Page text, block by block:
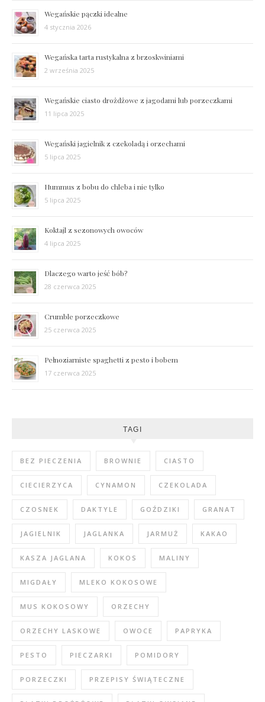
Wegańskie pączki idealne
4 stycznia 2026
Wegańska tarta rustykalna z brzoskwiniami
2 września 2025
Wegańskie ciasto drożdżowe z jagodami lub porzeczkami
11 lipca 2025
Wegański jagielnik z czekoladą i orzechami
5 lipca 2025
Hummus z bobu do chleba i nie tylko
5 lipca 2025
Koktajl z sezonowych owoców
4 lipca 2025
Dlaczego warto jeść bób?
28 czerwca 2025
Crumble porzeczkowe
25 czerwca 2025
Pełnoziarniste spaghetti z pesto i bobem
17 czerwca 2025
TAGI
BEZ PIECZENIA BROWNIE CIASTO
CIECIERZYCA CYNAMON CZEKOLADA
CZOSNEK DAKTYLE GOŹDZIKI GRANAT
JAGIELNIK JAGLANKA JARMUŻ KAKAO
KASZA JAGLANA KOKOS MALINY
MIGDAŁY MLEKO KOKOSOWE
MUS KOKOSOWY ORZECHY
ORZECHY LASKOWE OWOCE PAPRYKA
PESTO PIECZARKI POMIDORY
PORZECZKI PRZEPISY ŚWIĄTECZNE